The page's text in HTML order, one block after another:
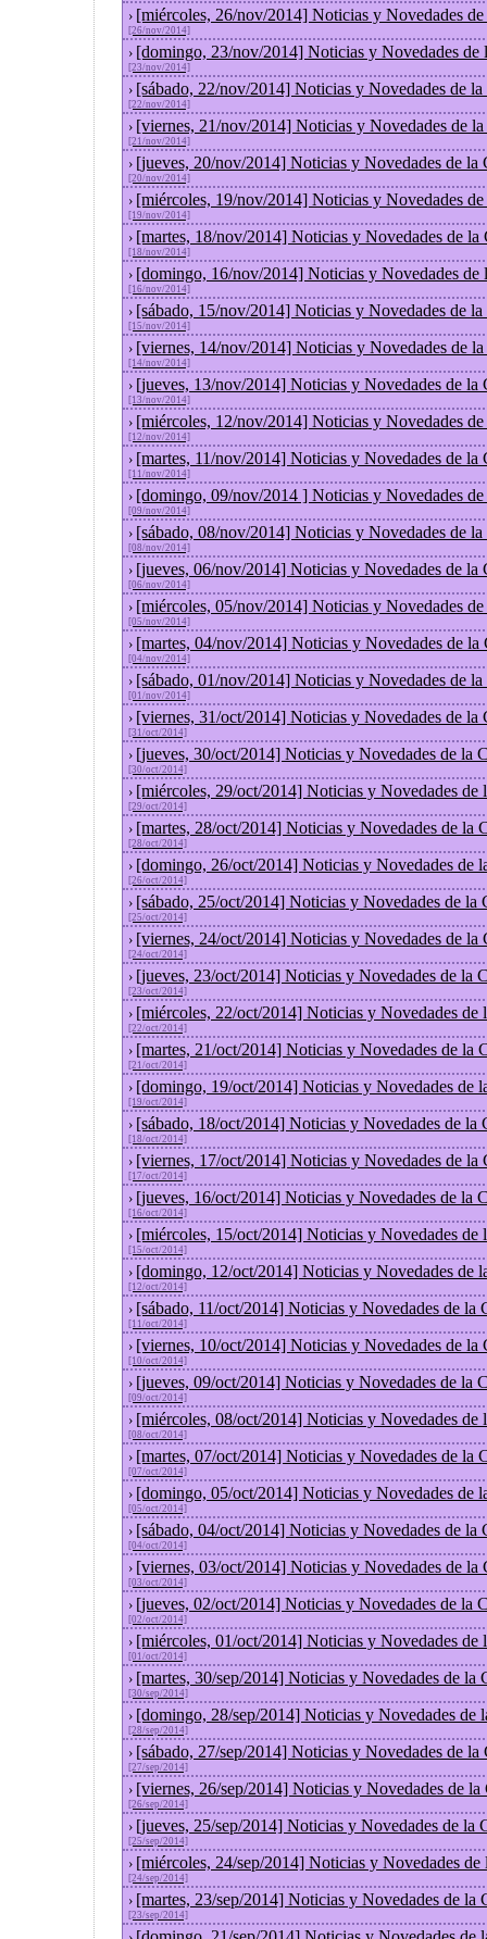
› [miércoles, 26/nov/2014] Noticias y Novedades
[26/nov/2014]
› [domingo, 23/nov/2014] Noticias y Novedades de
[23/nov/2014]
› [sábado, 22/nov/2014] Noticias y Novedades de
[22/nov/2014]
› [viernes, 21/nov/2014] Noticias y Novedades de
[21/nov/2014]
› [jueves, 20/nov/2014] Noticias y Novedades de la
[20/nov/2014]
› [miércoles, 19/nov/2014] Noticias y Novedades
[19/nov/2014]
› [martes, 18/nov/2014] Noticias y Novedades de la
[18/nov/2014]
› [domingo, 16/nov/2014] Noticias y Novedades de
[16/nov/2014]
› [sábado, 15/nov/2014] Noticias y Novedades de
[15/nov/2014]
› [viernes, 14/nov/2014] Noticias y Novedades de
[14/nov/2014]
› [jueves, 13/nov/2014] Noticias y Novedades de la
[13/nov/2014]
› [miércoles, 12/nov/2014] Noticias y Novedades
[12/nov/2014]
› [martes, 11/nov/2014] Noticias y Novedades de la
[11/nov/2014]
› [domingo, 09/nov/2014 ] Noticias y Novedades
[09/nov/2014]
› [sábado, 08/nov/2014] Noticias y Novedades de
[08/nov/2014]
› [jueves, 06/nov/2014] Noticias y Novedades de la
[06/nov/2014]
› [miércoles, 05/nov/2014] Noticias y Novedades
[05/nov/2014]
› [martes, 04/nov/2014] Noticias y Novedades de la
[04/nov/2014]
› [sábado, 01/nov/2014] Noticias y Novedades de
[01/nov/2014]
› [viernes, 31/oct/2014] Noticias y Novedades de la
[31/oct/2014]
› [jueves, 30/oct/2014] Noticias y Novedades de la
[30/oct/2014]
› [miércoles, 29/oct/2014] Noticias y Novedades de
[29/oct/2014]
› [martes, 28/oct/2014] Noticias y Novedades de la
[28/oct/2014]
› [domingo, 26/oct/2014] Noticias y Novedades de
[26/oct/2014]
› [sábado, 25/oct/2014] Noticias y Novedades de la
[25/oct/2014]
› [viernes, 24/oct/2014] Noticias y Novedades de la
[24/oct/2014]
› [jueves, 23/oct/2014] Noticias y Novedades de la
[23/oct/2014]
› [miércoles, 22/oct/2014] Noticias y Novedades de
[22/oct/2014]
› [martes, 21/oct/2014] Noticias y Novedades de la
[21/oct/2014]
› [domingo, 19/oct/2014] Noticias y Novedades de
[19/oct/2014]
› [sábado, 18/oct/2014] Noticias y Novedades de la
[18/oct/2014]
› [viernes, 17/oct/2014] Noticias y Novedades de la
[17/oct/2014]
› [jueves, 16/oct/2014] Noticias y Novedades de la
[16/oct/2014]
› [miércoles, 15/oct/2014] Noticias y Novedades de
[15/oct/2014]
› [domingo, 12/oct/2014] Noticias y Novedades de
[12/oct/2014]
› [sábado, 11/oct/2014] Noticias y Novedades de la
[11/oct/2014]
› [viernes, 10/oct/2014] Noticias y Novedades de la
[10/oct/2014]
› [jueves, 09/oct/2014] Noticias y Novedades de la
[09/oct/2014]
› [miércoles, 08/oct/2014] Noticias y Novedades de
[08/oct/2014]
› [martes, 07/oct/2014] Noticias y Novedades de la
[07/oct/2014]
› [domingo, 05/oct/2014] Noticias y Novedades de
[05/oct/2014]
› [sábado, 04/oct/2014] Noticias y Novedades de la
[04/oct/2014]
› [viernes, 03/oct/2014] Noticias y Novedades de la
[03/oct/2014]
› [jueves, 02/oct/2014] Noticias y Novedades de la
[02/oct/2014]
› [miércoles, 01/oct/2014] Noticias y Novedades de
[01/oct/2014]
› [martes, 30/sep/2014] Noticias y Novedades de la
[30/sep/2014]
› [domingo, 28/sep/2014] Noticias y Novedades de
[28/sep/2014]
› [sábado, 27/sep/2014] Noticias y Novedades de la
[27/sep/2014]
› [viernes, 26/sep/2014] Noticias y Novedades de la
[26/sep/2014]
› [jueves, 25/sep/2014] Noticias y Novedades de la
[25/sep/2014]
› [miércoles, 24/sep/2014] Noticias y Novedades de
[24/sep/2014]
› [martes, 23/sep/2014] Noticias y Novedades de la
[23/sep/2014]